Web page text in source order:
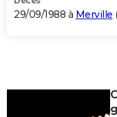
29/09/1988 à Merville